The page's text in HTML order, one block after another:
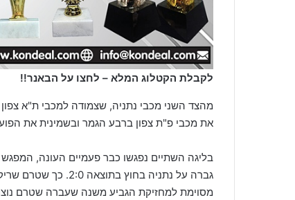
לקבלת הקטלוג המלא – לחצו על הבאנר!!
מהצד השני מכבי נתניה, שצמודה למכבי ת"א
את מכבי פ"ת צפון ברבע הגמר ובשמינית את
גברה על נתניה בחוץ
מסוימת למחזיקת הגביע משנה שעברה שטרם